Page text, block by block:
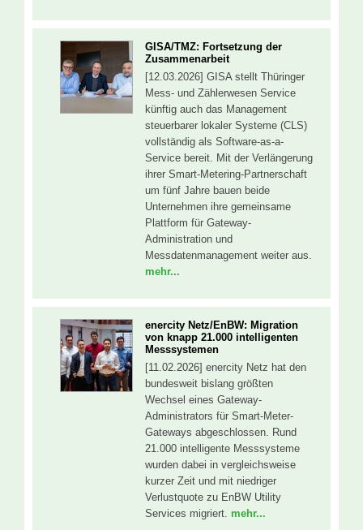
GISA/TMZ: Fortsetzung der
Zusammenarbeit
[12.03.2026] GISA stellt Thüringer
Mess- und Zählerwesen Service
künftig auch das Management
steuerbarer lokaler Systeme (CLS)
vollständig als Software-as-a-
Service bereit. Mit der Verlängerung
ihrer Smart-Metering-Partnerschaft
um fünf Jahre bauen beide
Unternehmen ihre gemeinsame
Plattform für Gateway-
Administration und
Messdatenmanagement weiter aus.
mehr...
enercity Netz/EnBW: Migration
von knapp 21.000 intelligenten
Messsystemen
[11.02.2026] enercity Netz hat den
bundesweit bislang größten
Wechsel eines Gateway-
Administrators für Smart-Meter-
Gateways abgeschlossen. Rund
21.000 intelligente Messsysteme
wurden dabei in vergleichsweise
kurzer Zeit und mit niedriger
Verlustquote zu EnBW Utility
Services migriert. mehr...